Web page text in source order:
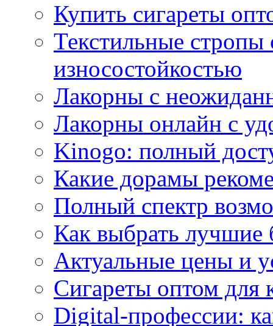
Купить сигареты
Текстильные
износостойкостью
Лакорны с
Лакорны онлайн с
Kinogo: полный
Какие дорамы
Полный спектр
Как выбрать
Актуальные цены и
Сигареты оптом для
Digital-профессии: